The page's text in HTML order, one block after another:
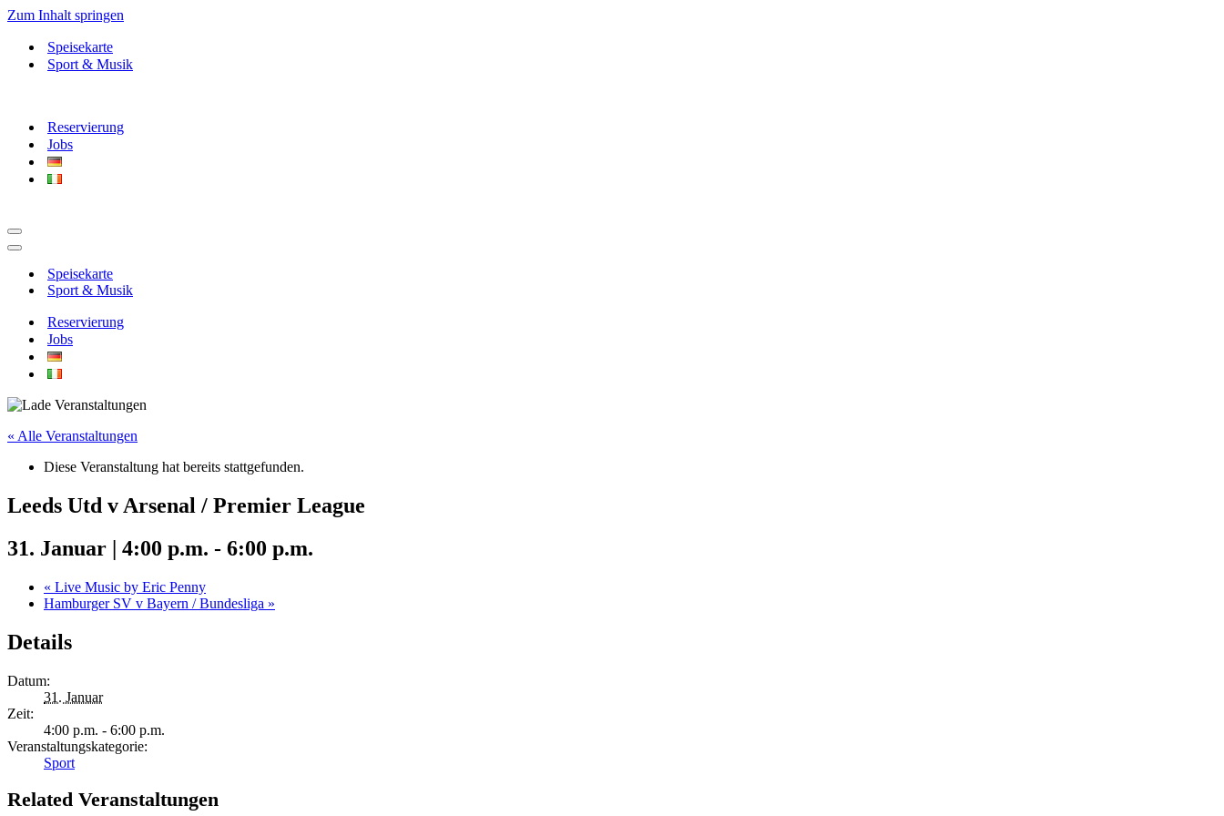
Zum Inhalt springen
Speisekarte
Sport & Musik
Reservierung
Jobs
Navigationsmenü
Navigationsmenü
Speisekarte
Sport & Musik
Reservierung
Jobs
« Alle Veranstaltungen
Diese Veranstaltung hat bereits stattgefunden.
Leeds Utd v Arsenal / Premier League
31. Januar | 4:00 p.m. - 6:00 p.m.
« Live Music by Eric Penny
Hamburger SV v Bayern / Bundesliga »
Details
Datum:
31. Januar
Zeit:
4:00 p.m. - 6:00 p.m.
Veranstaltungskategorie:
Sport
Related Veranstaltungen